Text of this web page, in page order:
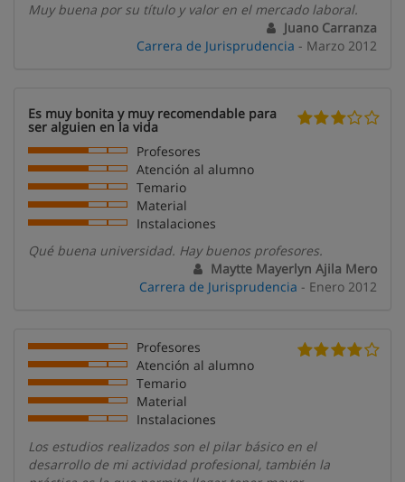
Muy buena por su título y valor en el mercado laboral.
Juano Carranza
Carrera de Jurisprudencia - Marzo 2012
Es muy bonita y muy recomendable para
ser alguien en la vida
Profesores
Atención al alumno
Temario
Material
Instalaciones
Qué buena universidad. Hay buenos profesores.
Maytte Mayerlyn Ajila Mero
Carrera de Jurisprudencia - Enero 2012
Profesores
Atención al alumno
Temario
Material
Instalaciones
Los estudios realizados son el pilar básico en el
desarrollo de mi actividad profesional, también la